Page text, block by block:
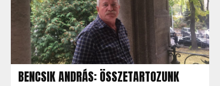
BENCSIK ANDRÁS: ÖSSZETARTOZUNK